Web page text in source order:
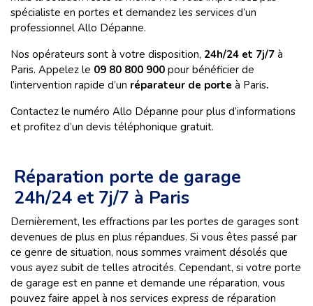
spécialiste en portes et demandez les services d’un
professionnel Allo Dépanne.
Nos opérateurs sont à votre disposition, 24h/24 et 7j/7 à
Paris. Appelez le 09 80 800 900 pour bénéficier de
l’intervention rapide d’un réparateur de porte à Paris.
Contactez le numéro Allo Dépanne pour plus d’informations
et profitez d’un devis téléphonique gratuit.
Réparation porte de garage
24h/24 et 7j/7 à Paris
Dernièrement, les effractions par les portes de garages sont
devenues de plus en plus répandues. Si vous êtes passé par
ce genre de situation, nous sommes vraiment désolés que
vous ayez subit de telles atrocités. Cependant, si votre porte
de garage est en panne et demande une réparation, vous
pouvez faire appel à nos services express de réparation